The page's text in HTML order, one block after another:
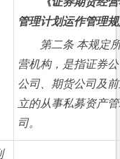
管理计划运作管理
第二条 本规定
营机构，是指证券
公司、期货公司及
立的从事私募资产
司。